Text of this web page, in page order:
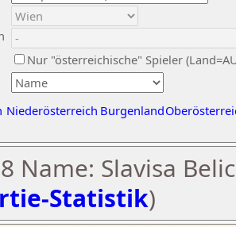
Nur "österreichische" Spieler
Niederösterreich Burgenland
Name: Slavisa
Statistik)